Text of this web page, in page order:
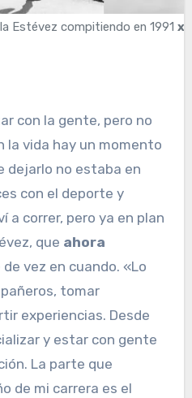
Estévez compitiendo en 1991
con la gente, pero no
la vida hay un momento
dejarlo no estaba en
con el deporte y
a correr, pero ya en plan
que ahora
de vez en cuando. «Lo
tomar
experiencias. Desde
y estar con gente
La parte que
de mi carrera es el